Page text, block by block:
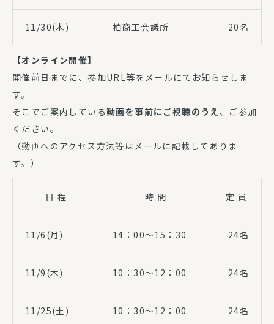
11/30(木) 柏商工会議所 20名
【オンライン開催】
開催前日までに、参加URL等をメールにてお知らせしま
す。
そこでご案内している動画を事前にご視聴のうえ 、ご参加
ください。
（動画へのアクセス方法等はメールに記載してありま
す。）
日 程 時 間 定 員
11/6(月) 14：00～15：30 24名
11/9(木) 10：30～12：00 24名
11/25(土) 10：30～12：00 24名